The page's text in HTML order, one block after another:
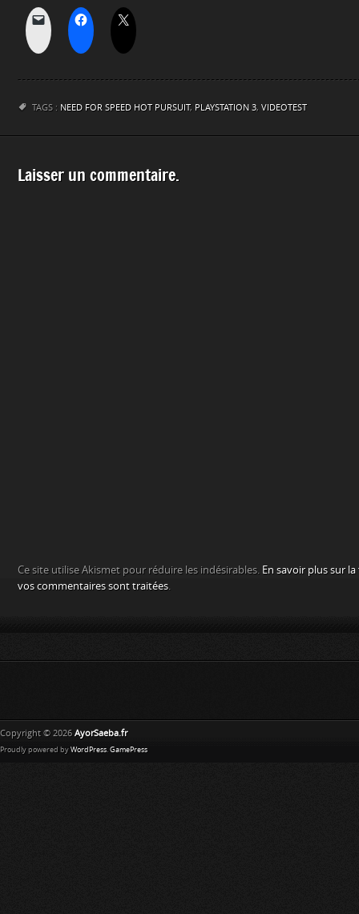
TAGS : NEED FOR SPEED HOT PURSUIT, PLAYSTATION 3, VIDEOTEST
Laisser un commentaire.
Ce site utilise Akismet pour réduire les indésirables. En savoir plus sur
vos commentaires sont traitées.
Copyright © 2026 AyorSaeba.fr
Proudly powered by WordPress. GamePress